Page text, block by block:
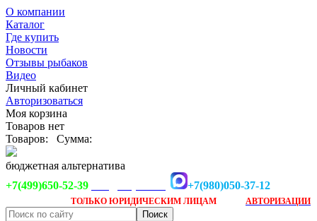
О компании
Каталог
Где купить
Новости
Отзывы рыбаков
Видео
Личный кабинет
Авторизоваться
Моя корзина
Товаров нет
Товаров:
Сумма:
бюджетная альтернатива
+7(499)650-52-39
+7(980)050-37-12
ТОЛЬКО ЮРИДИЧЕСКИМ ЛИЦАМ АВТОРИЗАЦИИ